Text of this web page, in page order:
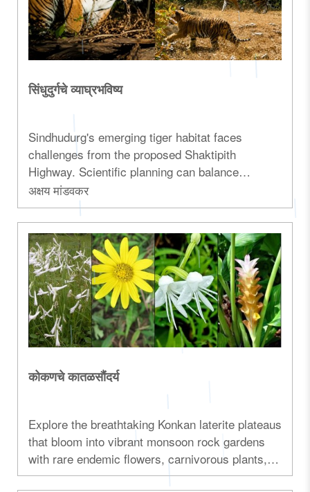
सिंधुदुर्गचे व्याघ्रभविष्य
Sindhudurg's emerging tiger habitat faces
challenges from the proposed Shaktipith
Highway. Scientific planning can balance
infrastructure and wildlife conservation...
अक्षय मांडवकर
कोकणचे कातळसौंदर्य
Explore the breathtaking Konkan laterite plateaus
that bloom into vibrant monsoon rock gardens
with rare endemic flowers, carnivorous plants,
and unique biodiversity...